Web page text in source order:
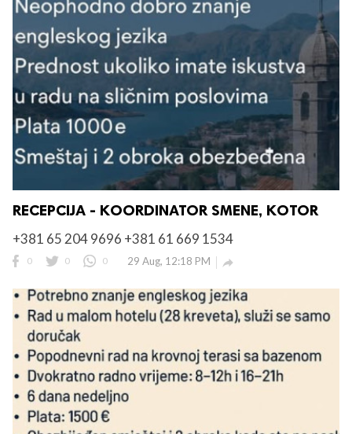
RECEPCIJA - KOORDINATOR SMENE, KOTOR
+381 65 204 9696 +381 61 669 1534
0 0 0 29 Aug, 12:18 PM 